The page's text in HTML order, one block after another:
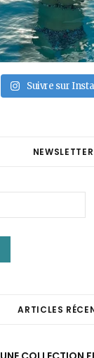
Suivre sur
NEWSLETTER
ARTICLES